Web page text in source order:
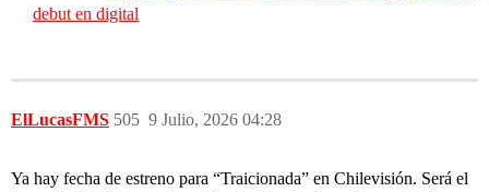
debut en digital
ElLucasFMS 9 Julio, 2026 04:28
505
Ya hay fecha de estreno para “Traicionada” en Chilevisión. Será el